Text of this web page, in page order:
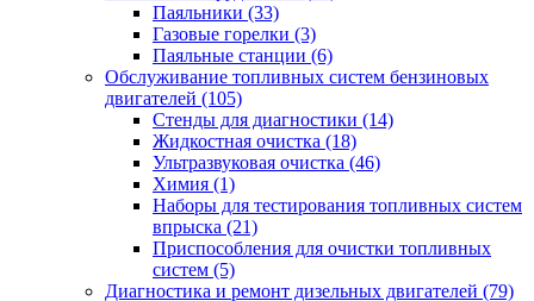
Паяльники (33)
Газовые горелки (3)
Паяльные станции (6)
Обслуживание топливных систем бензиновых
двигателей (105)
Стенды для диагностики (14)
Жидкостная очистка (18)
Ультразвуковая очистка (46)
Химия (1)
Наборы для тестирования топливных систем
впрыска (21)
Приспособления для очистки топливных
систем (5)
Диагностика и ремонт дизельных двигателей (79)